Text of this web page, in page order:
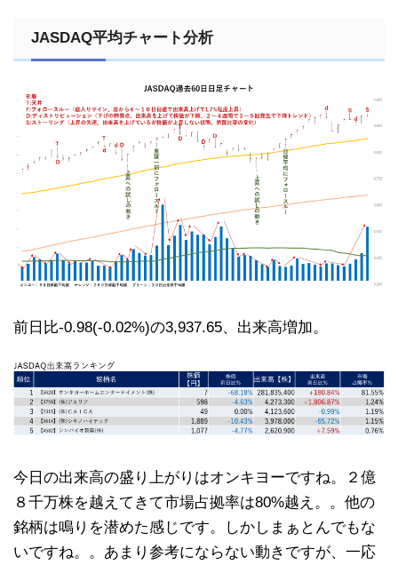
JASDAQ平均チャート分析
前日比-0.98(-0.02%)の3,937.65、出来高増加。
今日の出来高の盛り上がりはオンキヨーですね。２億
８千万株を越えてきて市場占拠率は80%越え。。他の
銘柄は鳴りを潜めた感じです。しかしまぁとんでもな
いですね。。あまり参考にならない動きですが、一応